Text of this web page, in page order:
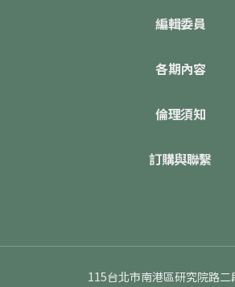
編輯委員
各期內容
倫理須知
訂購與聯繫
115台北市南港區研究院路二